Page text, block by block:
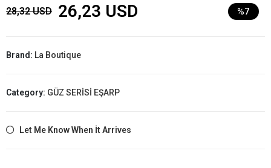
28,32 USD 26,23 USD %7
Brand: La Boutique
Category: GÜZ SERİSİ EŞARP
Let Me Know When İt Arrives